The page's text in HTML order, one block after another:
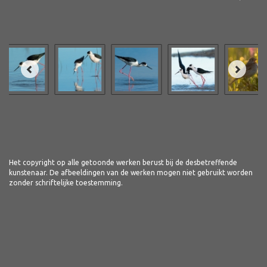
Het copyright op alle getoonde werken berust bij de desbetreffende
kunstenaar. De afbeeldingen van de werken mogen niet gebruikt worden
zonder schriftelijke toestemming.